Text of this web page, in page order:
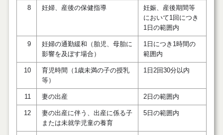
8 妊婦、産後の保健指導
妊娠、産後期間等
において1回につき
1日の範囲内
9
妊婦の通勤緩和（胎児、母胎に
影響を及ぼす場合）
1日につき1時間の
範囲内
10
育児時間（1歳未満の子の授乳
等）
1日2回30分以内
11 妻の出産 2日の範囲内
12
妻の出産に伴う、出産に係る子
または未就学児童の養育
5日の範囲内